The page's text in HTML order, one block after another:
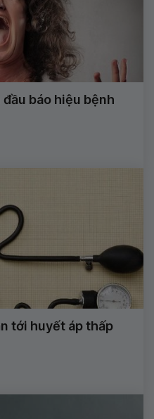
báo hiệu bệnh
tới huyết áp thấp